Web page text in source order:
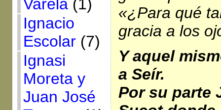
Varela(1)
Ignacio
Escolar(7)
Ignasi
Moreta y
Juan José
«¿Para qué
gracia a los
Y aquel
a Seír.
Por su parte